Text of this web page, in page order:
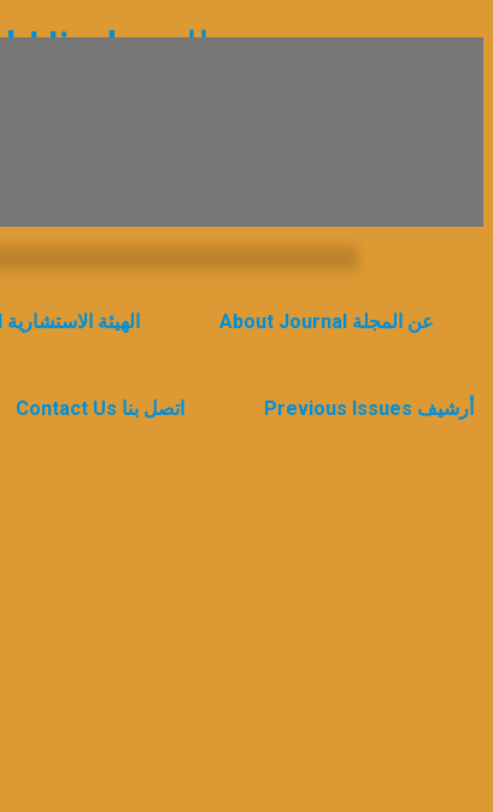
About Journal عن المجلة Advisory Board الهيئة الاستشارية
Previous Issues أرشيف Contact Us اتصل بنا